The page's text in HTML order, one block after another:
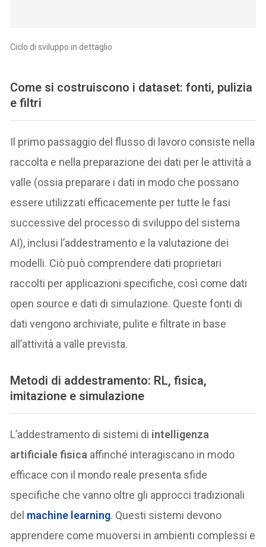
Ciclo di sviluppo in dettaglio
Come si costruiscono i dataset: fonti, pulizia
e filtri
Il primo passaggio del flusso di lavoro consiste nella
raccolta e nella preparazione dei dati per le attività a
valle (ossia preparare i dati in modo che possano
essere utilizzati efficacemente per tutte le fasi
successive del processo di sviluppo del sistema
AI), inclusi l’addestramento e la valutazione dei
modelli. Ciò può comprendere dati proprietari
raccolti per applicazioni specifiche, così come dati
open source e dati di simulazione. Queste fonti di
dati vengono archiviate, pulite e filtrate in base
all’attività a valle prevista.
Metodi di addestramento: RL, fisica,
imitazione e simulazione
L’addestramento di sistemi di intelligenza
artificiale fisica affinché interagiscano in modo
efficace con il mondo reale presenta sfide
specifiche che vanno oltre gli approcci tradizionali
del machine learning. Questi sistemi devono
apprendere come muoversi in ambienti complessi e